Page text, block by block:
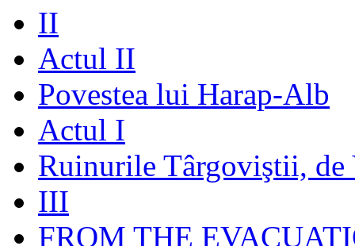
II
Actul II
Povestea lui Harap-Alb
Actul I
Ruinurile Târgoviştii, de
III
FROM THE